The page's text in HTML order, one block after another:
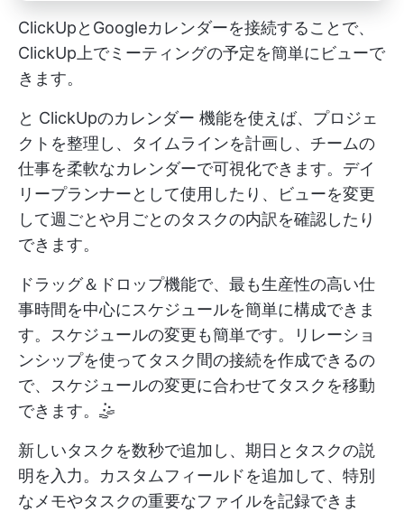
ClickUpとGoogleカレンダーを接続することで、
ClickUp上でミーティングの予定を簡単にビューで
きます。
と ClickUpのカレンダー 機能を使えば、プロジェ
クトを整理し、タイムラインを計画し、チームの
仕事を柔軟なカレンダーで可視化できます。デイ
リープランナーとして使用したり、ビューを変更
して週ごとや月ごとのタスクの内訳を確認したり
できます。
ドラッグ＆ドロップ機能で、最も生産性の高い仕
事時間を中心にスケジュールを簡単に構成できま
す。スケジュールの変更も簡単です。リレーショ
ンシップを使ってタスク間の接続を作成できるの
で、スケジュールの変更に合わせてタスクを移動
できます。🤹
新しいタスクを数秒で追加し、期日とタスクの説
明を入力。カスタムフィールドを追加して、特別
なメモやタスクの重要なファイルを記録できま